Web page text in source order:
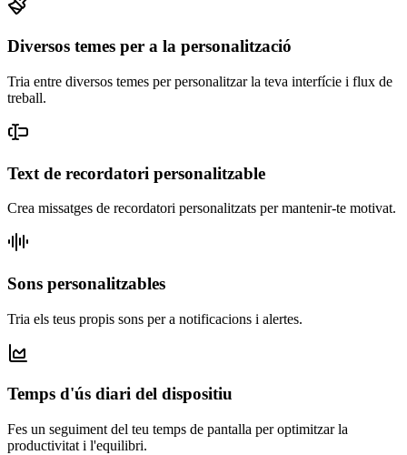
Diversos temes per a la personalització
Tria entre diversos temes per personalitzar la teva interfície i flux de
treball.
Text de recordatori personalitzable
Crea missatges de recordatori personalitzats per mantenir-te motivat.
Sons personalitzables
Tria els teus propis sons per a notificacions i alertes.
Temps d'ús diari del dispositiu
Fes un seguiment del teu temps de pantalla per optimitzar la
productivitat i l'equilibri.